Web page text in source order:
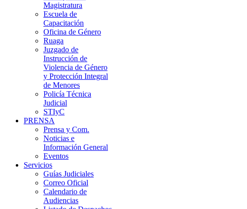
Magistratura
Escuela de
Capacitación
Oficina de Género
Ruaga
Juzgado de
Instrucción de
Violencia de Género
y Protección Integral
de Menores
Policía Técnica
Judicial
STIyC
PRENSA
Prensa y Com.
Noticias e
Información General
Eventos
Servicios
Guías Judiciales
Correo Oficial
Calendario de
Audiencias